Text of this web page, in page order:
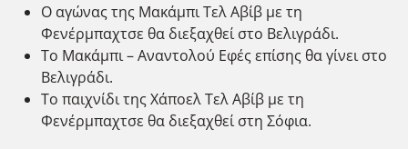
Ο αγώνας της Μακάμπι Τελ Αβίβ με τη
Φενέρμπαχτσε θα διεξαχθεί στο Βελιγράδι.
Το Μακάμπι – Αναντολού Εφές επίσης θα γίνει στο
Βελιγράδι.
Το παιχνίδι της Χάποελ Τελ Αβίβ με τη
Φενέρμπαχτσε θα διεξαχθεί στη Σόφια.